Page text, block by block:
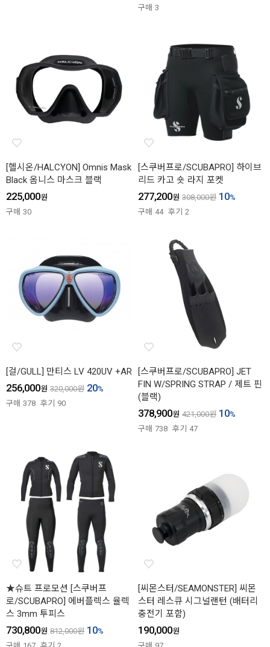
구매 3
[헬시온/HALCYON] Omnis Mask
Black 옴니스 마스크 블랙
225,000원
구매 30
[스쿠버프로/SCUBAPRO] 하이브
리드 카고 숏 라지 포켓
277,200원 308,000원 10%
구매 44 후기 2
[걸/GULL] 만티스 LV 420UV +AR
256,000원 320,000원 20%
구매 378 후기 90
[스쿠버프로/SCUBAPRO] JET
FIN W/SPRING STRAP / 제트 핀
(블랙)
378,900원 421,000원 10%
구매 738 후기 47
★슈트 프로모션 [스쿠버프
로/SCUBAPRO] 에버플렉스 율렉
스 3mm 투피스
730,800원 812,000원 10%
[씨몬스터/SEAMONSTER] 씨몬
스터 레스큐 시그널랜턴 (배터리
충전기 포함)
190,000원